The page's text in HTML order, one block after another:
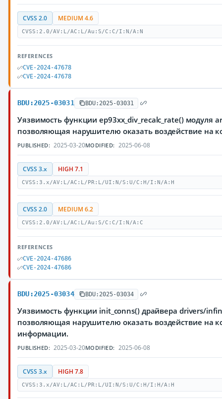
CVSS 2.0 MEDIUM 4.6
CVSS:2.0/AV:L/AC:L/Au:S/C:C/I:N/A:N
REFERENCES
CVE-2024-47678
CVE-2024-47678
BDU:2025-03031 BDU:2025-03031
Уязвимость функции ep93xx_div_recalc_rate()
позволяющая нарушителю оказать воздействие на
PUBLISHED: 2025-03-20MODIFIED: 2025-06-08
CVSS 3.x HIGH 7.1
CVSS:3.x/AV:L/AC:L/PR:L/UI:N/S:U/C:H/I:N/A:H
CVSS 2.0 MEDIUM 6.2
CVSS:2.0/AV:L/AC:L/Au:S/C:C/I:N/A:C
REFERENCES
CVE-2024-47686
CVE-2024-47686
BDU:2025-03034 BDU:2025-03034
Уязвимость функции init_conns() драйвера drivers/
позволяющая нарушителю оказать воздействие на
информации.
PUBLISHED: 2025-03-20MODIFIED: 2025-06-08
CVSS 3.x HIGH 7.8
CVSS:3.x/AV:L/AC:L/PR:L/UI:N/S:U/C:H/I:H/A:H